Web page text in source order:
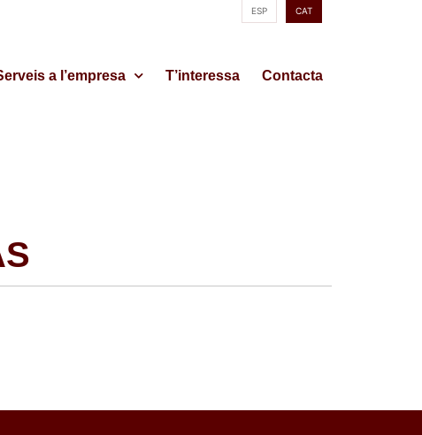
ESP CAT
a l’empresa T’interessa Contacta